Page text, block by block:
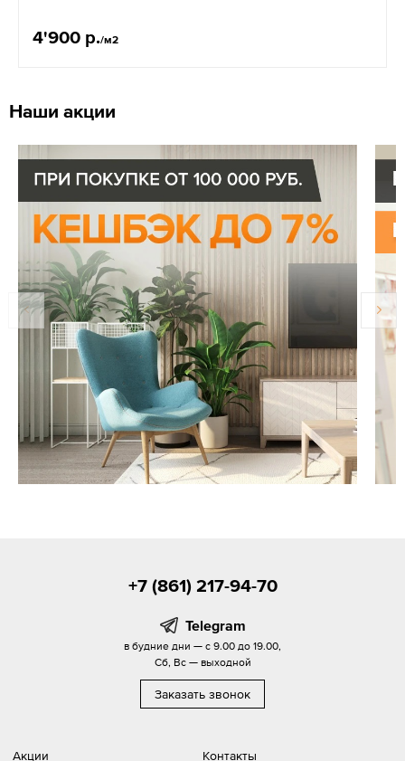
4'900 р./м2
Наши акции
Акции Контакты
+7 (861) 217-94-70
Telegram
в будние дни — с 9.00 до 19.00,
Сб, Вс — выходной
Заказать звонок